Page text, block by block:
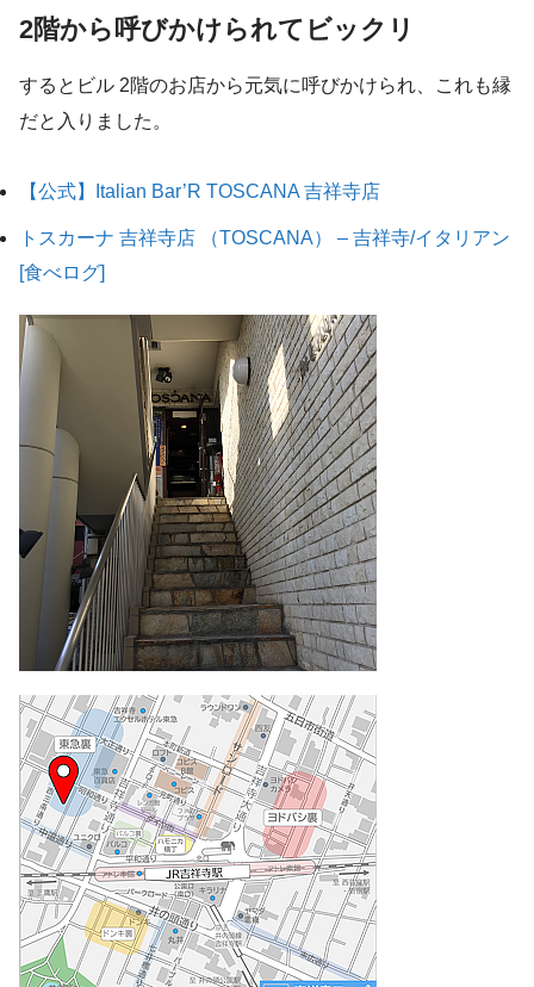
2階から呼びかけられてビックリ
するとビル 2階のお店から元気に呼びかけられ、これも縁
だと入りました。
【公式】Italian Bar’R TOSCANA 吉祥寺店
トスカーナ 吉祥寺店 （TOSCANA） – 吉祥寺/イタリアン
[食べログ]